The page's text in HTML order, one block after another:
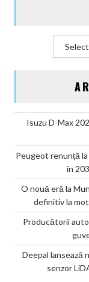
Categorii
Isuzu D-Max
Peugeot renunță
în
O nouă eră la
definitiv la
Producătorii
Deepal lansează
senzor